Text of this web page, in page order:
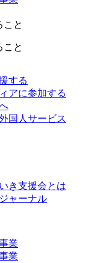
こと
こと
する
アに参加する
国人サービス
き支援会とは
ャーナル
業
業